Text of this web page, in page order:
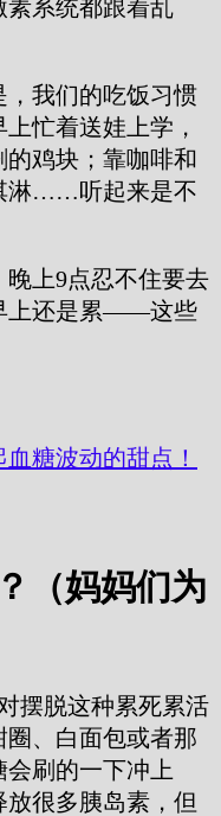
素系统都跟着乱
我们的吃饭习惯
忙着送娃上学，
鸡块；靠咖啡和
淋……听起来是不
上9点忍不住要去
上还是累——这些
血糖波动的甜点 ！
（妈妈们为
摆脱这种累死累活
、白面包或者那
刷的一下冲上
很多胰岛素，但